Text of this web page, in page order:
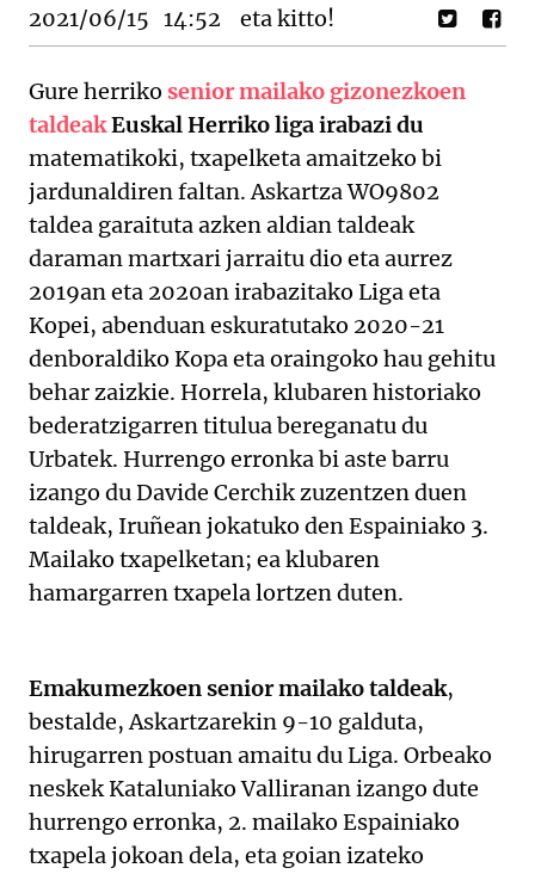
2021/06/15 14:52 eta kitto!
Gure herriko senior mailako gizonezkoen
taldeakEuskal Herriko liga irabazi du
matematikoki, txapelketa amaitzeko bi
jardunaldiren faltan. Askartza WO9802
taldea garaituta azken aldian taldeak
daraman martxari jarraitu dio eta aurrez
2019an eta 2020an irabazitako Liga eta
Kopei, abenduan eskuratutako 2020-21
denboraldiko Kopa eta oraingoko hau gehitu
behar zaizkie. Horrela, klubaren historiako
bederatzigarren titulua bereganatu du
Urbatek. Hurrengo erronka bi aste barru
izango du Davide Cerchik zuzentzen duen
taldeak, Iruñean jokatuko den Espainiako 3.
Mailako txapelketan; ea klubaren
hamargarren txapela lortzen duten.
Emakumezkoen senior mailako taldeak,
bestalde, Askartzarekin 9-10 galduta,
hirugarren postuan amaitu du Liga. Orbeako
neskek Kataluniako Valliranan izango dute
hurrengo erronka, 2. mailako Espainiako
txapela jokoan dela, eta goian izateko